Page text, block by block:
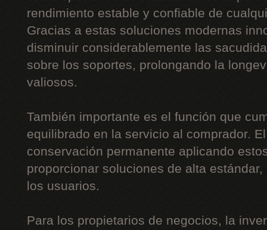
rendimiento estable y confiable de
Gracias a estas soluciones modernas
disminuir considerablemente las
sobre los soportes, prolongando la
valiosos.
También importante es el función que
equilibrado en la servicio al comprador.
conservación permanente aplicando
proporcionar soluciones de alta
los usuarios.
Para los propietarios de negocios, la